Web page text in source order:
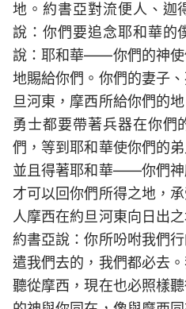
地。約書亞對流便人、迦
說：你們要追念耶和華的
說：耶和華——你們的神使
地賜給你們。你們的妻子
旦河東，摩西所給你們的
勇士都要帶著兵器在你們
們，等到耶和華使你們的
並且得著耶和華——你們神
才可以回你們所得之地，
人摩西在約旦河東向日出
約書亞說：你所吩咐我們
遣我們去的，我們都必去
聽從摩西，現在也必照樣